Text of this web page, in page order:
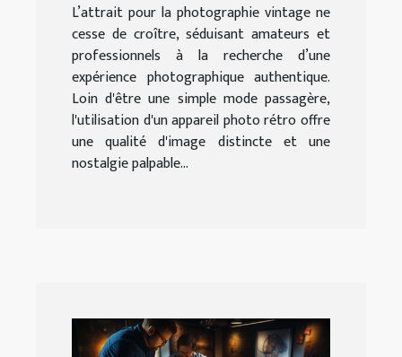
L’attrait pour la photographie vintage ne
cesse de croître, séduisant amateurs et
professionnels à la recherche d’une
expérience photographique authentique.
Loin d'être une simple mode passagère,
l'utilisation d'un appareil photo rétro offre
une qualité d'image distincte et une
nostalgie palpable...